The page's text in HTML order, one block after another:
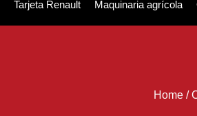
Tarjeta Renault Maquinaria agrícola
Home/